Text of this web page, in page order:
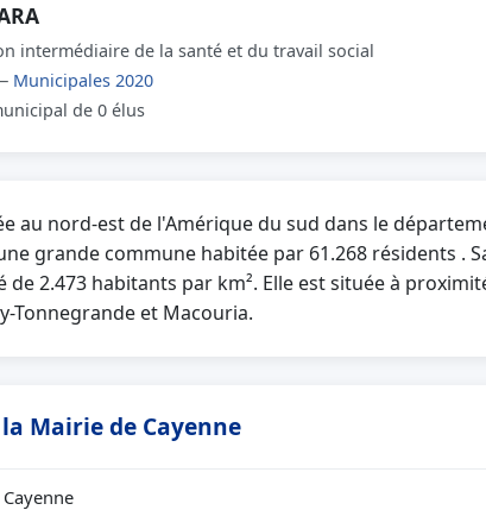
intermédiaire de la santé et du travail social
Municipales 2020
de 0 élus
au nord-est de l'Amérique du sud dans le
grande commune habitée par 61.268 résidents .
de 2.473 habitants par km². Elle est située à
Tonnegrande et Macouria.
Mairie de Cayenne